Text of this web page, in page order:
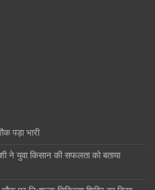
पड़ा भारी
ने युवा किसान की सफलता को बताया